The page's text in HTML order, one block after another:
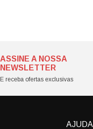
ASSINE A NOSSA
NEWSLETTER
E receba ofertas exclusivas
AJUDA